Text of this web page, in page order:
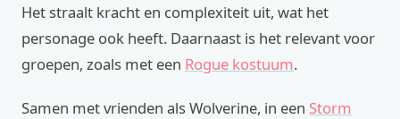
Het straalt kracht en complexiteit uit, wat het
personage ook heeft. Daarnaast is het relevant voor
groepen, zoals met een Rogue kostuum.
Samen met vrienden als Wolverine, in een Storm